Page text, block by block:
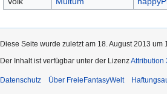
Diese Seite wurde zuletzt am 18. August 2013 um
Der Inhalt ist verfügbar unter der LizenzAttribution
Datenschutz Über FreieFantasyWelt